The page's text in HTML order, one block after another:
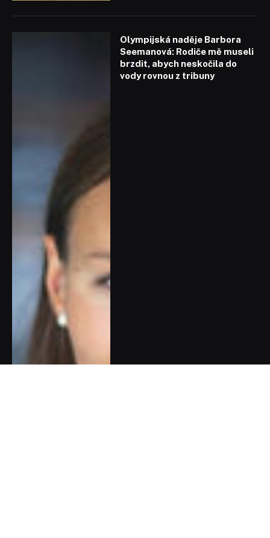
Olympijská naděje Barbora
Seemanová: Rodiče mě museli
brzdit, abych neskočila do
vody rovnou z tribuny